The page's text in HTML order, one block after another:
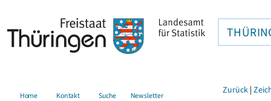
Home Kontakt Suche Newsletter Zurück |